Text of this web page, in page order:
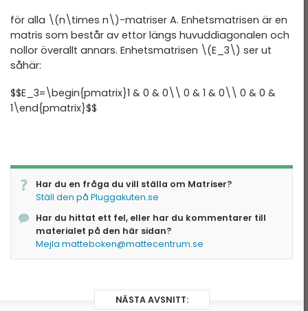
för alla \(n\times n\)-matriser A. Enhetsmatrisen är en
matris som består av ettor längs huvuddiagonalen och
nollor överallt annars. Enhetsmatrisen \(E_3\) ser ut
såhär:
$$E_3=\begin{pmatrix}1 & 0 & 0\\ 0 & 1 & 0\\ 0 & 0 &
1\end{pmatrix}$$
Har du en fråga du vill ställa om Matriser?
Ställ den på Pluggakuten.se
Har du hittat ett fel, eller har du kommentarer till
materialet på den här sidan?
Mejla matteboken@mattecentrum.se
NÄSTA AVSNITT: